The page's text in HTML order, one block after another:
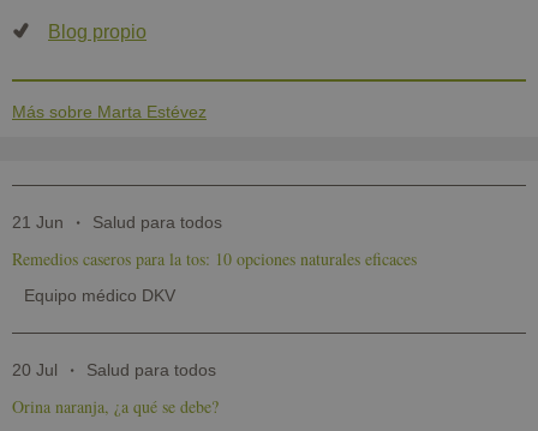
Blog propio
Más sobre Marta Estévez
21 Jun Salud para todos
Remedios caseros para la tos: 10 opciones naturales eficaces
Equipo médico DKV
20 Jul Salud para todos
Orina naranja, ¿a qué se debe?